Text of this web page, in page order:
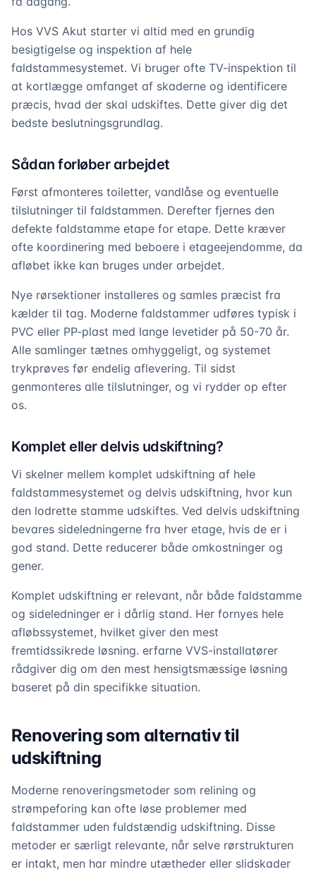
Hos VVS Akut starter vi altid med en grundig
besigtigelse og inspektion af hele
faldstammesystemet. Vi bruger ofte TV-inspektion til
at kortlægge omfanget af skaderne og identificere
præcis, hvad der skal udskiftes. Dette giver dig det
bedste beslutningsgrundlag.
Sådan forløber arbejdet
Først afmonteres toiletter, vandlåse og eventuelle
tilslutninger til faldstammen. Derefter fjernes den
defekte faldstamme etape for etape. Dette kræver
ofte koordinering med beboere i etageejendomme, da
afløbet ikke kan bruges under arbejdet.
Nye rørsektioner installeres og samles præcist fra
kælder til tag. Moderne faldstammer udføres typisk i
PVC eller PP-plast med lange levetider på 50-70 år.
Alle samlinger tætnes omhyggeligt, og systemet
trykprøves før endelig aflevering. Til sidst
genmonteres alle tilslutninger, og vi rydder op efter
os.
Komplet eller delvis udskiftning?
Vi skelner mellem komplet udskiftning af hele
faldstammesystemet og delvis udskiftning, hvor kun
den lodrette stamme udskiftes. Ved delvis udskiftning
bevares sideledningerne fra hver etage, hvis de er i
god stand. Dette reducerer både omkostninger og
gener.
Komplet udskiftning er relevant, når både faldstamme
og sideledninger er i dårlig stand. Her fornyes hele
afløbssystemet, hvilket giver den mest
fremtidssikrede løsning. erfarne VVS-installatører
rådgiver dig om den mest hensigtsmæssige løsning
baseret på din specifikke situation.
Renovering som alternativ til
udskiftning
Moderne renoveringsmetoder som relining og
strømpeforing kan ofte løse problemer med
faldstammer uden fuldstændig udskiftning. Disse
metoder er særligt relevante, når selve rørstrukturen
er intakt, men har mindre utætheder eller slidskader